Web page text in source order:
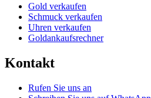
Gold verkaufen
Schmuck verkaufen
Uhren verkaufen
Goldankaufsrechner
Kontakt
Rufen Sie uns an